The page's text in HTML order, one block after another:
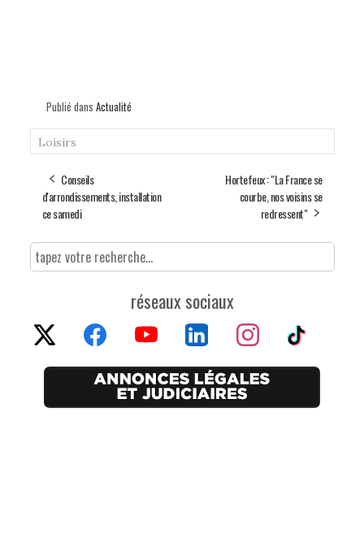
Publié dans Actualité
Loisirs
Conseils
d'arrondissements, installation
ce samedi
Hortefeux : "La France se
courbe, nos voisins se
redressent"
réseaux sociaux